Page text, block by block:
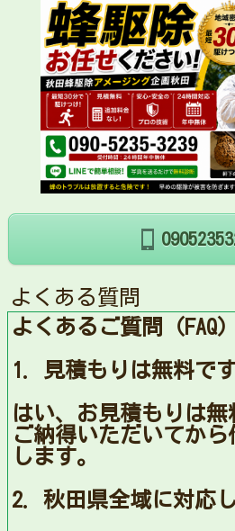
よくある質問
よくあるご質問（FAQ）
1. 見積もりは無料で
はい、お見積もりは
ご納得いただいてか
します。
2. 秋田県全域に対応